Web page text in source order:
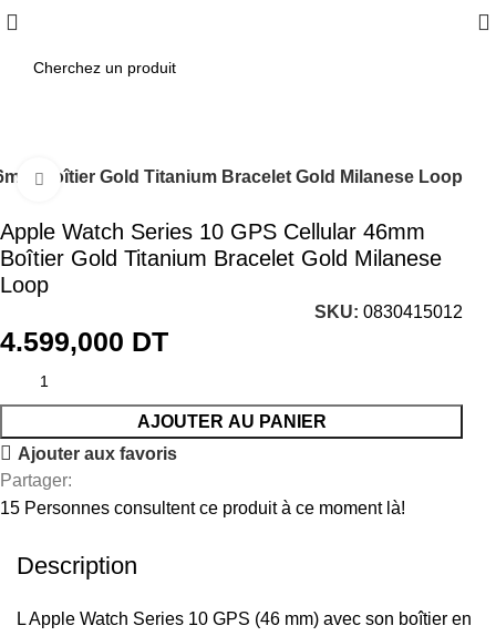
Boîtier Gold Titanium Bracelet Gold Milanese Loop
Click to enlarge
Apple Watch Series 10 GPS Cellular 46mm
Boîtier Gold Titanium Bracelet Gold Milanese
Loop
SKU:0830415012
4.599,000 DT
AJOUTER AU PANIER
Ajouter aux favoris
Partager:
15 Personnes consultent ce produit à ce moment là!
Description
L Apple Watch Series 10 GPS (46 mm) avec son boîtier en